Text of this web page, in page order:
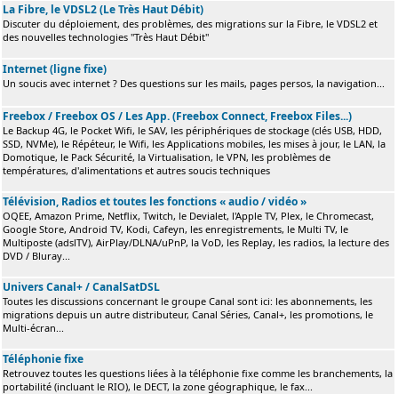
La Fibre, le VDSL2 (Le Très Haut Débit)
Discuter du déploiement, des problèmes, des migrations sur la Fibre, le VDSL2 et
des nouvelles technologies "Très Haut Débit"
Internet (ligne fixe)
Un soucis avec internet ? Des questions sur les mails, pages persos, la navigation...
Freebox / Freebox OS / Les App. (Freebox Connect, Freebox Files...)
Le Backup 4G, le Pocket Wifi, le SAV, les périphériques de stockage (clés USB, HDD,
SSD, NVMe), le Répéteur, le Wifi, les Applications mobiles, les mises à jour, le LAN, la
Domotique, le Pack Sécurité, la Virtualisation, le VPN, les problèmes de
températures, d'alimentations et autres soucis techniques
Télévision, Radios et toutes les fonctions « audio / vidéo »
OQEE, Amazon Prime, Netflix, Twitch, le Devialet, l'Apple TV, Plex, le Chromecast,
Google Store, Android TV, Kodi, Cafeyn, les enregistrements, le Multi TV, le
Multiposte (adslTV), AirPlay/DLNA/uPnP, la VoD, les Replay, les radios, la lecture des
DVD / Bluray...
Univers Canal+ / CanalSatDSL
Toutes les discussions concernant le groupe Canal sont ici: les abonnements, les
migrations depuis un autre distributeur, Canal Séries, Canal+, les promotions, le
Multi-écran...
Téléphonie fixe
Retrouvez toutes les questions liées à la téléphonie fixe comme les branchements, la
portabilité (incluant le RIO), le DECT, la zone géographique, le fax...